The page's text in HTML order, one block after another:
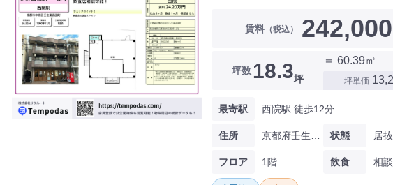
賃料（税込） 242,000
坪数 18.3坪
＝ 60.39㎡
坪単価
最寄駅 西院駅 徒歩12分
住所
フロア 1階
状態 居
飲食 相談